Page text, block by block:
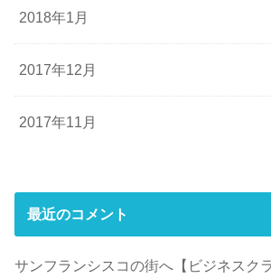
2018年1月
2017年12月
2017年11月
最近のコメント
サンフランシスコの街へ【ビジネスク